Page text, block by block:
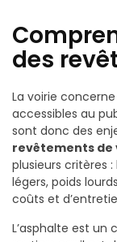
des
La voirie
accessibles au
sont donc des
revêtements de
plusieurs critères
légers, poids
coûts et
L’asphalte est